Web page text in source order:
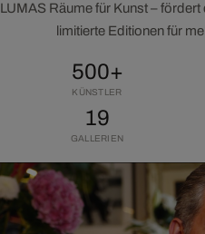
LUMAS Räume für Kunst –
limitierte Editionen für
500+
KÜNSTLER
19
GALLERIEN